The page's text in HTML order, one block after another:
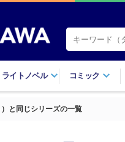
ライトノベル コミック
と同じシリーズの一覧